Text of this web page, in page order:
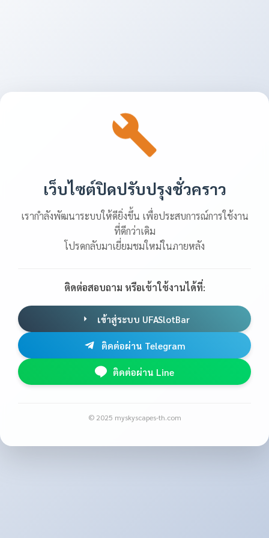
เว็บไซต์ปิดปรับปรุงชั่วคราว
เรากำลังพัฒนาระบบให้ดียิ่งขึ้น เพื่อประสบการณ์การใช้งาน
ที่ดีกว่าเดิม
โปรดกลับมาเยี่ยมชมใหม่ในภายหลัง
ติดต่อสอบถาม หรือเข้าใช้งานได้ที่:
เข้าสู่ระบบ UFASlotBar
ติดต่อผ่าน Telegram
ติดต่อผ่าน Line
© 2025 myskyscapes-th.com